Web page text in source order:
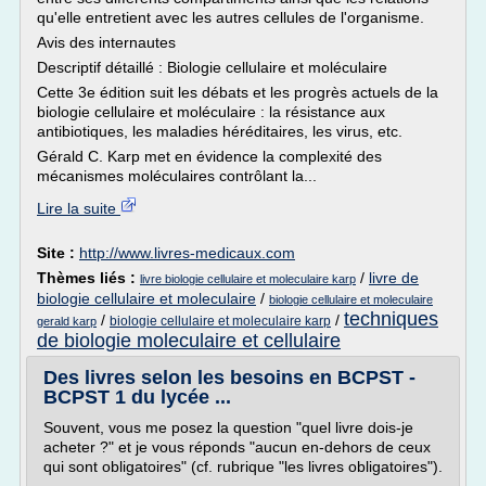
qu'elle entretient avec les autres cellules de l'organisme.
Avis des internautes
Descriptif détaillé : Biologie cellulaire et moléculaire
Cette 3e édition suit les débats et les progrès actuels de la
biologie cellulaire et moléculaire : la résistance aux
antibiotiques, les maladies héréditaires, les virus, etc.
Gérald C. Karp met en évidence la complexité des
mécanismes moléculaires contrôlant la...
Lire la suite
Site : http://www.livres-medicaux.com
Thèmes liés : livre biologie cellulaire et moleculaire karp / livre de
biologie cellulaire et moleculaire / biologie cellulaire et moleculaire
gerald karp / biologie cellulaire et moleculaire karp / techniques
de biologie moleculaire et cellulaire
Des livres selon les besoins en BCPST -
BCPST 1 du lycée ...
Souvent, vous me posez la question "quel livre dois-je
acheter ?" et je vous réponds "aucun en-dehors de ceux
qui sont obligatoires" (cf. rubrique "les livres obligatoires").